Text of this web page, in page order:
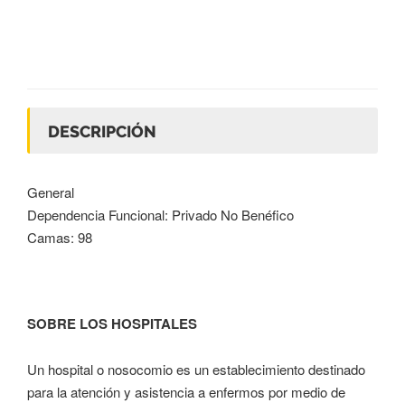
DESCRIPCIÓN
General
Dependencia Funcional: Privado No Benéfico
Camas: 98
SOBRE LOS HOSPITALES
Un hospital o nosocomio es un establecimiento destinado
para la atención y asistencia a enfermos por medio de